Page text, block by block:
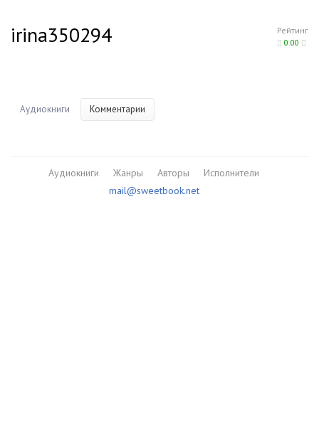
Рейтинг
0.00
irina350294
Аудиокниги Комментарии
Аудиокниги Жанры Авторы
Исполнители
mail@sweetbook.net